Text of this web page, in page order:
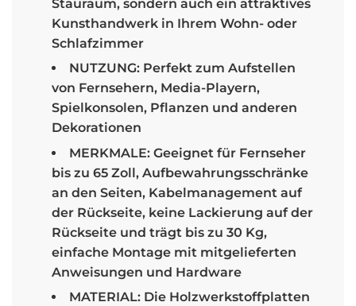
Stauraum, sondern auch ein attraktives
Kunsthandwerk in Ihrem Wohn- oder
Schlafzimmer
NUTZUNG: Perfekt zum Aufstellen
von Fernsehern, Media-Playern,
Spielkonsolen, Pflanzen und anderen
Dekorationen
MERKMALE: Geeignet für Fernseher
bis zu 65 Zoll, Aufbewahrungsschränke
an den Seiten, Kabelmanagement auf
der Rückseite, keine Lackierung auf der
Rückseite und trägt bis zu 30 Kg,
einfache Montage mit mitgelieferten
Anweisungen und Hardware
MATERIAL: Die Holzwerkstoffplatten